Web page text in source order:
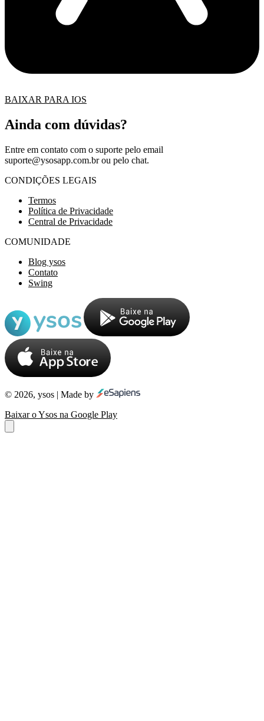
BAIXAR PARA IOS
Ainda com dúvidas?
Entre em contato com o suporte pelo email
suporte@ysosapp.com.brou pelo chat.
CONDIÇÕES LEGAIS
Termos
Política de Privacidade
Central de Privacidade
COMUNIDADE
Blog ysos
Contato
Swing
© 2026, ysos | Made by
Baixar o Ysos na Google Play